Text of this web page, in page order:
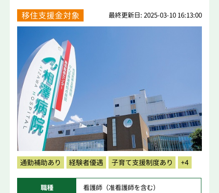
移住支援金対象 最終更新日: 2025-03-10 16:13:00
通勤補助あり 経験者優遇 子育て支援制度あり +4
職種 看護師（准看護師を含む）